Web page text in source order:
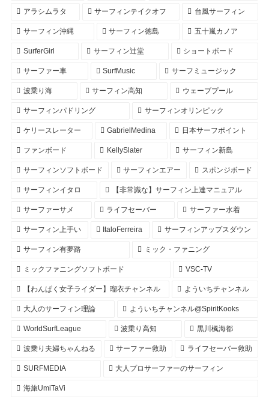
アラシムラタ サーフィンテイクオフ 台風サーフィン
サーフィン沖縄 サーフィン徳島 五十嵐カノア
SurferGirl サーフィン辻堂 ショートボード
サーファー車 SurfMusic サーフミュージック
波乗り海 サーフィン高知 ウェーブプール
サーフィンパドリング サーフィンオリンピック
ケリースレーター GabrielMedina 日本サーフポイント
ファンボード KellySlater サーフィン新島
サーフィンソフトボード サーフィンエアー スポンジボード
サーフィンイタロ 【非常識な】サーフィン上達マニュアル
サーファーサメ ライフセーバー サーファー水着
サーフィン上手い ItaloFerreira サーフィンアップスダウン
サーフィン有夢路 ミック・ファニング
ミックファニングソフトボード VSC-TV
【わんぱく女子ライダー】瑠衣チャンネル よういちチャンネル
大人のサーフィン理論 よういちチャンネル@SpiritKooks
WorldSurfLeague 波乗り高知 黒川楓海都
波乗り夫婦ちゃんねる サーファー救助 ライフセーバー救助
SURFMEDIA 大人プロサーファーのサーフィン
海旅UmiTaVi